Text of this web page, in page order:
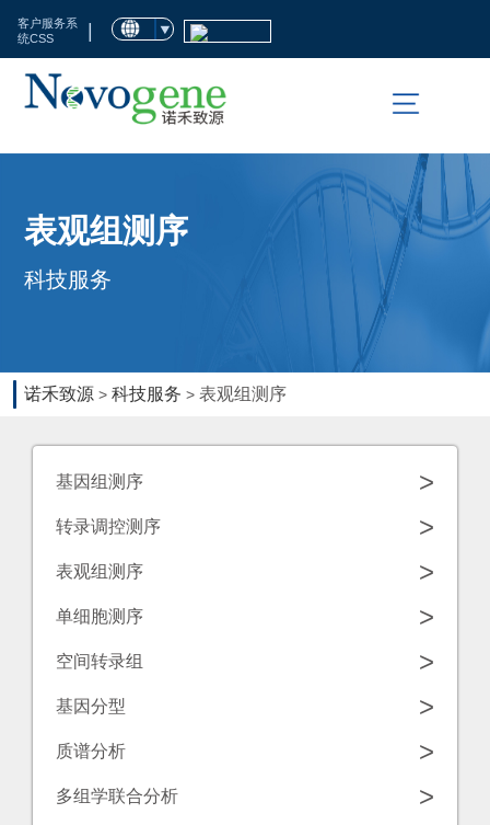
客户服务系
统CSS
|
首
市
场
动
技
服
临
检
生
表观组测序
科技服务
诺禾致源 >科技服务 >表观组测序
基因组测序 >
转录调控测序 >
表观组测序 >
单细胞测序 >
空间转录组 >
基因分型 >
质谱分析 >
多组学联合分析 >